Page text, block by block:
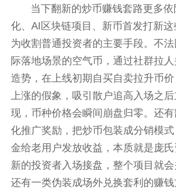
当下翻新的炒币赚钱套路更多
化、AI区块链项目、新币首发打新
为收割普通投资者的主要手段。不
际落地场景的空气币，通过社群拉
造势，在上线初期自买自卖拉升币
上涨的假象，吸引散户追高入场之
现，币种价格会瞬间崩盘归零。还
化推广奖励，把炒币包装成分销模
金给老用户发放收益，本质就是庞
新的投资者入场接盘，整个项目就会
还有一类伪装成场外兑换套利的赚